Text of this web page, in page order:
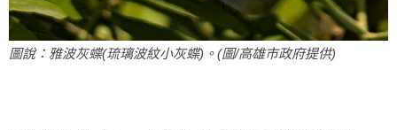
圖說：雅波灰蝶(琉璃波紋小灰蝶)。(圖/高雄市政府提供)